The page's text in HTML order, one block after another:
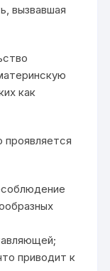
вызвавшая
как
проявляется
приводит к